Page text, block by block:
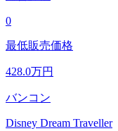
0
最低販売価格
428.0万円
バンコン
Disney Dream Traveller